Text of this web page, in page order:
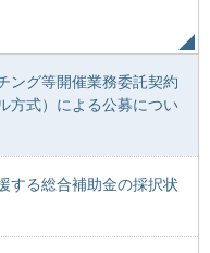
ング等開催業務委託契約
方式）による公募につい
する総合補助金の採択状